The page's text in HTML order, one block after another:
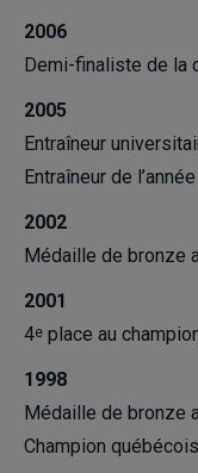
2006
Demi-finaliste de la
2005
Entraîneur
Entraîneur de
2002
Médaille de bronze
2001
4e place au
1998
Médaille de bronze
Champion